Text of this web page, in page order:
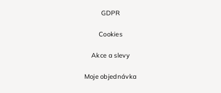
GDPR
Cookies
Akce a slevy
Moje objednávka